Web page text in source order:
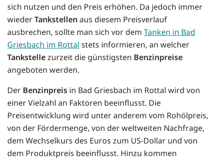
sich nutzen und den Preis erhöhen. Da jedoch immer
wiederTankstellen aus diesem Preisverlauf
ausbrechen, sollte man sich vor dem Tanken in Bad
Griesbach im Rottal stets informieren, an welcher
Tankstellezurzeit die günstigsten Benzinpreise
angeboten werden.
Der Benzinpreis in Bad Griesbach im Rottal wird von
einer Vielzahl an Faktoren beeinflusst. Die
Preisentwicklung wird unter anderem vom Rohölpreis,
von der Fördermenge, von der weltweiten Nachfrage,
dem Wechselkurs des Euros zum US-Dollar und von
dem Produktpreis beeinflusst. Hinzu kommen